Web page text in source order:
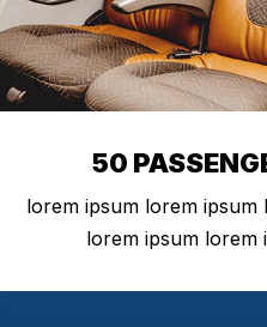
50
lorem ipsum lorem ipsum
lorem ipsum lorem